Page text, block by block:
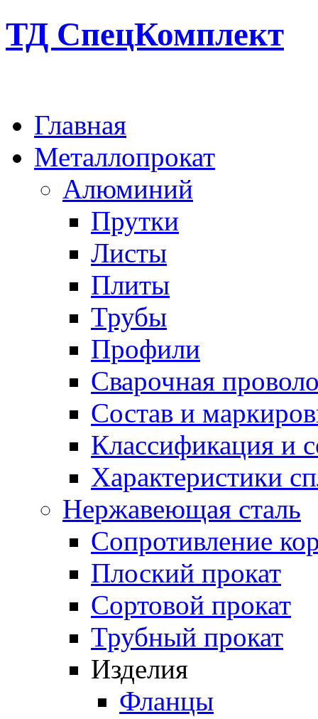
ТД СпецКомплект
Главная
Металлопрокат
Алюминий
Прутки
Листы
Плиты
Трубы
Профили
Сварочная
Состав и
Классификация и
Характеристики
Нержавеющая сталь
Сопротивление
Плоский прокат
Сортовой прокат
Трубный прокат
Изделия
Фланцы